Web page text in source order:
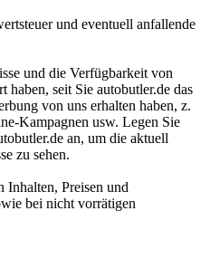
und eventuell anfallende
und die Verfügbarkeit von
haben, seit Sie autobutler.de das
von uns erhalten haben, z.
Kampagnen usw. Legen Sie
an, um die aktuell
zu sehen.
Inhalten, Preisen und
bei nicht vorrätigen